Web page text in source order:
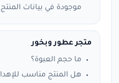
موجودة في بيانات المنتج؟
متجر عطور وبخور
ما حجم العبوة؟
هل المنتج مناسب للإهداء؟